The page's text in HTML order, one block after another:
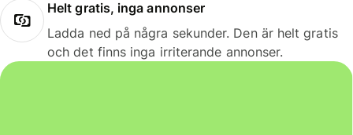
Helt gratis, inga annonser
Ladda ned på några sekunder. Den är helt gratis
och det finns inga irriterande annonser.